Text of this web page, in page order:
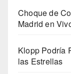
Choque de
Madrid en
Klopp Podría
las Estrellas